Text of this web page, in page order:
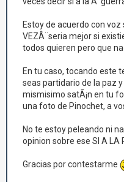
Estoy de acuerdo con voz
VEZÂ¨seria mejor si
todos quieren pero que
En tu caso, tocando este
seas partidario de la paz
mismisimo satÃ¡n en tu
una foto de Pinochet, a
No te estoy peleando ni
opinion sobre ese SI A LA
Gracias por contestarme